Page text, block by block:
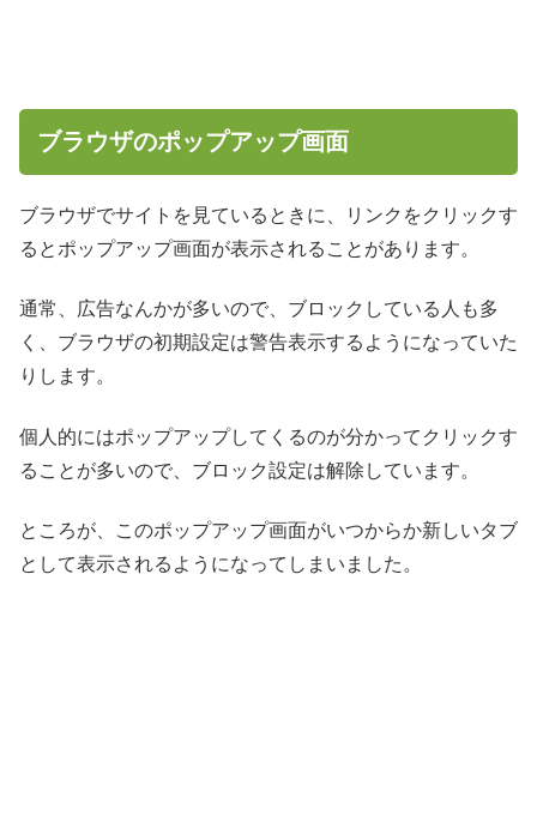
ブラウザのポップアップ画面
ブラウザでサイトを見ているときに、リンクをクリックす
るとポップアップ画面が表示されることがあります。
通常、広告なんかが多いので、ブロックしている人も多
く、ブラウザの初期設定は警告表示するようになっていた
りします。
個人的にはポップアップしてくるのが分かってクリックす
ることが多いので、ブロック設定は解除しています。
ところが、このポップアップ画面がいつからか新しいタブ
として表示されるようになってしまいました。